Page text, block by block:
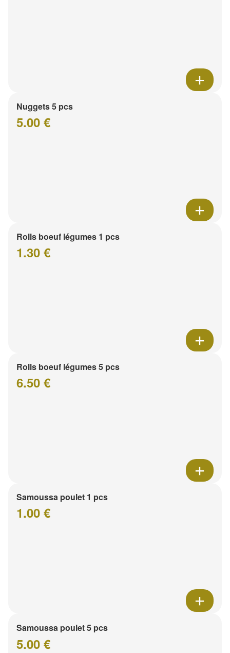
Nuggets 5 pcs
5.00 €
Rolls boeuf légumes 1 pcs
1.30 €
Rolls boeuf légumes 5 pcs
6.50 €
Samoussa poulet 1 pcs
1.00 €
Samoussa poulet 5 pcs
5.00 €